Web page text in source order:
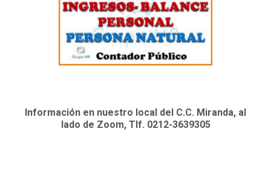
Información en nuestro local del C.C. Miranda, al
lado de Zoom, Tlf. 0212-3639305